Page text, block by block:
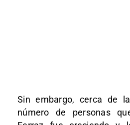
Sin embargo, cerca de
número de personas